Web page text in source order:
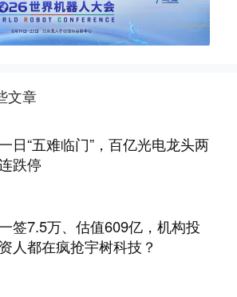
文章
日“五难临门”，百亿光电龙头两
跌停
签7.5万、估值609亿，机构投
资人都在疯抢宇树科技？